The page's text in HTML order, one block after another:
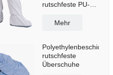
rutschfeste PU-
Mehr
Polyethylenbeschichtete
rutschfeste
Überschuhe